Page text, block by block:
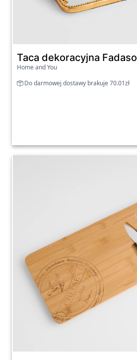
Taca dekoracyjna Fadaso
Home and You
Do darmowej dostawy brakuje 70.01zł